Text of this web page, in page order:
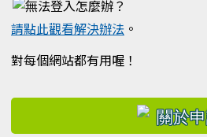
請點此觀看解決辦法 。
對每個網站都有用喔！
右邊區域內容